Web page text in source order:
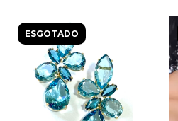
ESGOTADO